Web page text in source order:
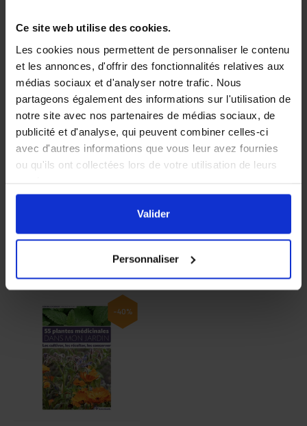
Ce site web utilise des cookies.
Les cookies nous permettent de personnaliser le contenu
et les annonces, d'offrir des fonctionnalités relatives aux
médias sociaux et d'analyser notre trafic. Nous
partageons également des informations sur l'utilisation de
notre site avec nos partenaires de médias sociaux, de
publicité et d'analyse, qui peuvent combiner celles-ci
avec d'autres informations que vous leur avez fournies
ou qu'ils ont collectées lors de votre utilisation de leurs
En cliquant sur le boutonValidervous acceptez
l'ensemble des cookies de notre site ainsi que ceux de
nos partenaires. Vous pouvez également choisir les
Valider
Personnaliser
Produits associés
-40%